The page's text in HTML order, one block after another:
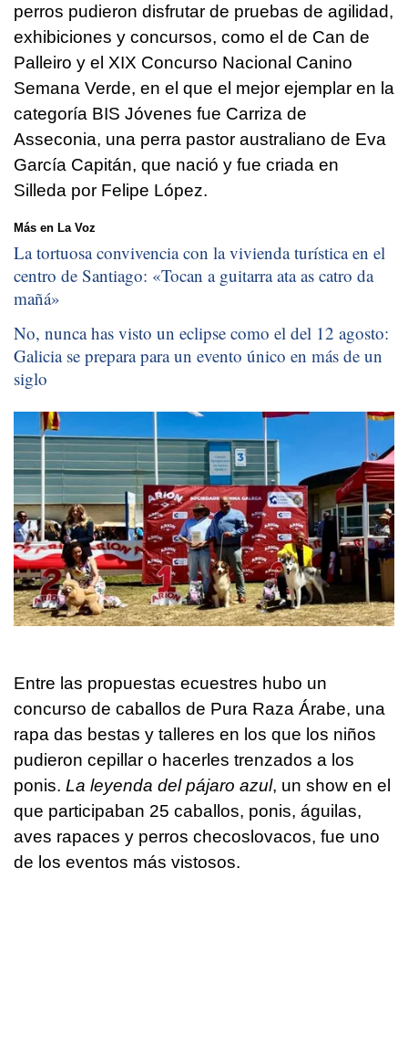
perros pudieron disfrutar de pruebas de agilidad,
exhibiciones y concursos, como el de Can de
Palleiro y el XIX Concurso Nacional Canino
Semana Verde, en el que el mejor ejemplar en la
categoría BIS Jóvenes fue Carriza de
Asseconia, una perra pastor australiano de Eva
García Capitán, que nació y fue criada en
Silleda por Felipe López.
Más en La Voz
La tortuosa convivencia con la vivienda turística en el
centro de Santiago: «Tocan a guitarra ata as catro da
mañá»
No, nunca has visto un eclipse como el del 12 agosto:
Galicia se prepara para un evento único en más de un
siglo
Entre las propuestas ecuestres hubo un
concurso de caballos de Pura Raza Árabe, una
rapa das bestas y talleres en los que los niños
pudieron cepillar o hacerles trenzados a los
ponis. La leyenda del pájaro azul, un show en el
que participaban 25 caballos, ponis, águilas,
aves rapaces y perros checoslovacos, fue uno
de los eventos más vistosos.